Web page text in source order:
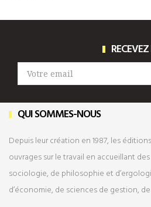
QUI SOMMES-NOUS
Depuis leur création en 1987, les
ouvrages sur le travail en accueillant
sociologie, de philosophie et
d’économie, de sciences de gestion,